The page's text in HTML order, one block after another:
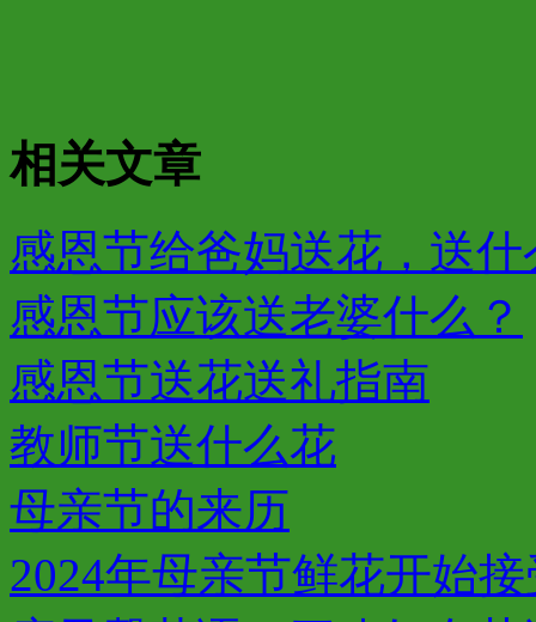
相关文章
感恩节给爸妈送花，送
感恩节应该送老婆什么？
感恩节送花送礼指南
教师节送什么花
母亲节的来历
2024年母亲节鲜花开始